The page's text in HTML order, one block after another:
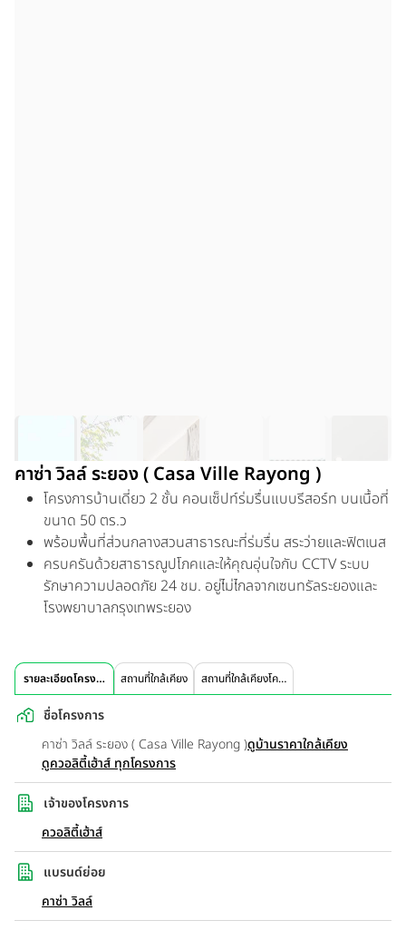
คาซ่า วิลล์ ระยอง ( Casa Ville Rayong )
โครงการบ้านเดี่ยว 2 ชั้น คอนเซ็ปท์ร่มรื่นแบบรีสอร์ท บนเนื้อที่
ขนาด 50 ตร.ว
พร้อมพื้นที่ส่วนกลางสวนสาธารณะที่ร่มรื่น สระว่ายและฟิตเนส
ครบครันด้วยสาธารณูปโภคและให้คุณอุ่นใจกับ CCTV ระบบ
รักษาความปลอดภัย 24 ชม. อยู่ไม่ไกลจากเซนทรัลระยองและ
โรงพยาบาลกรุงเทพระยอง
รายละเอียดโครงการ สถานที่ใกล้เคียง สถานที่ใกล้เคียงโครงการ
ชื่อโครงการ
คาซ่า วิลล์ ระยอง ( Casa Ville Rayong )ดูบ้านราคาใกล้เคียง
ดูควอลิตี้เฮ้าส์ ทุกโครงการ
เจ้าของโครงการ
ควอลิตี้เฮ้าส์
แบรนด์ย่อย
คาซ่า วิลล์